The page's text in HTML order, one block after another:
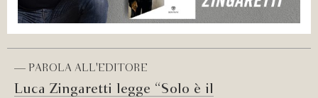
— PAROLA ALL'EDITORE
Luca Zingaretti legge “Solo è il